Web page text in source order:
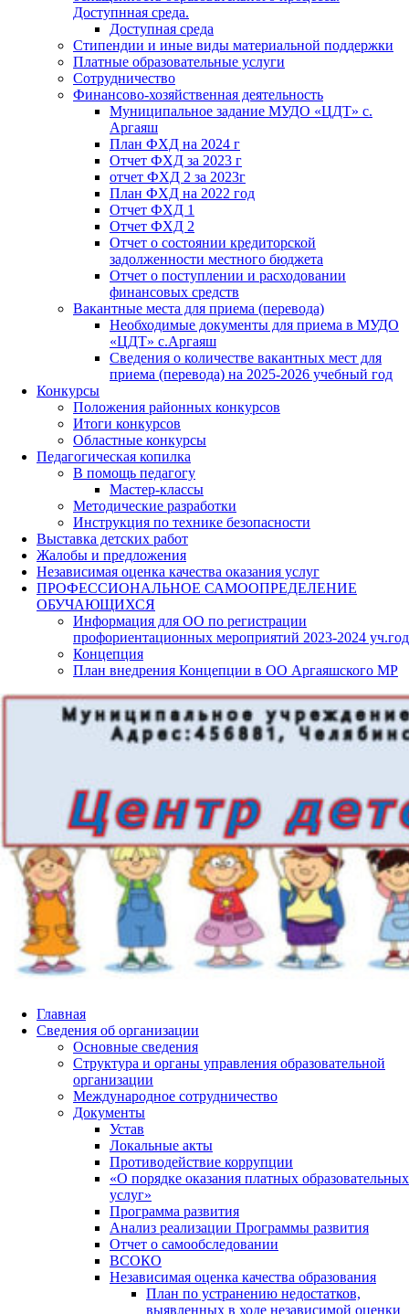
Доступнная среда.
Доступная среда
Стипендии и иные виды материальной поддержки
Платные образовательные услуги
Сотрудничество
Финансово-хозяйственная деятельность
Муниципальное задание МУДО «ЦДТ» с.
Аргаяш
План ФХД на 2024 г
Отчет ФХД за 2023 г
отчет ФХД 2 за 2023г
План ФХД на 2022 год
Отчет ФХД 1
Отчет ФХД 2
Отчет о состоянии кредиторской
задолженности местного бюджета
Отчет о поступлении и расходовании
финансовых средств
Вакантные места для приема (перевода)
Необходимые документы для приема в МУДО
«ЦДТ» с.Аргаяш
Сведения о количестве вакантных мест для
приема (перевода) на 2025-2026 учебный год
Конкурсы
Положения районных конкурсов
Итоги конкурсов
Областные конкурсы
Педагогическая копилка
В помощь педагогу
Мастер-классы
Методические разработки
Инструкция по технике безопасности
Выставка детских работ
Жалобы и предложения
Независимая оценка качества оказания услуг
ПРОФЕССИОНАЛЬНОЕ САМООПРЕДЕЛЕНИЕ
ОБУЧАЮЩИХСЯ
Информация для ОО по регистрации
профориентационных мероприятий 2023-2024 уч.год
Концепция
План внедрения Концепции в ОО Аргаяшского МР
Главная
Сведения об организации
Основные сведения
Структура и органы управления образовательной
организации
Международное сотрудничество
Документы
Устав
Локальные акты
Противодействие коррупции
«О порядке оказания платных образовательных
услуг»
Программа развития
Анализ реализации Программы развития
Отчет о самообследовании
ВСОКО
Независимая оценка качества образования
План по устранению недостатков,
выявленных в ходе независимой оценки